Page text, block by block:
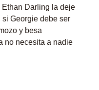
Darling la deje
Georgie debe ser
y besa
no necesita a nadie